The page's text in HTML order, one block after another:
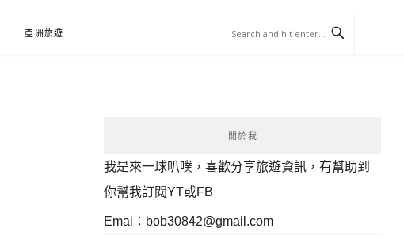
亞洲旅遊
關於我
我是來一球叭噗，喜歡分享旅遊資訊，有幫助到
你幫我訂閱YT或FB
Emai： bob30842@gmail.com